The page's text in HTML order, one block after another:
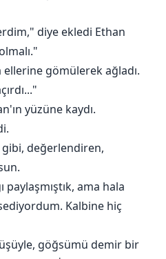
diye ekledi Ethan
ellerine gömülerek ağladı.
yüzüne kaydı.
değerlendiren,
paylaşmıştık, ama hala
Kalbine hiç
göğsümü demir bir